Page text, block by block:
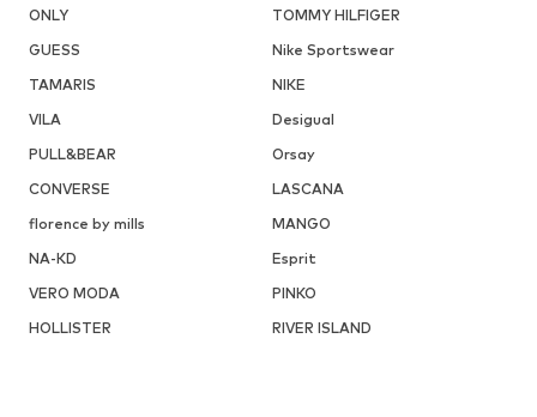
ONLY
TOMMY HILFIGER
GUESS
Nike Sportswear
TAMARIS
NIKE
VILA
Desigual
PULL&BEAR
Orsay
CONVERSE
LASCANA
florence by mills
MANGO
NA-KD
Esprit
VERO MODA
PINKO
HOLLISTER
RIVER ISLAND